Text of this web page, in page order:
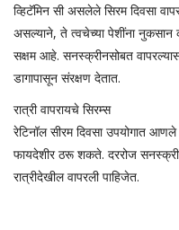
व्हिटॅमिन सी असलेले सिरम दिवसा
असल्याने, ते त्वचेच्या पेशींना
सक्षम आहे. सनस्क्रीनसोबत
डागापासून संरक्षण देतात.
रात्री वापरायचे सिरम्स
रेटिनॉल सीरम दिवसा उपयोगात
फायदेशीर ठरू शकते. दररोज
रात्रीदेखील वापरली पाहिजेत.